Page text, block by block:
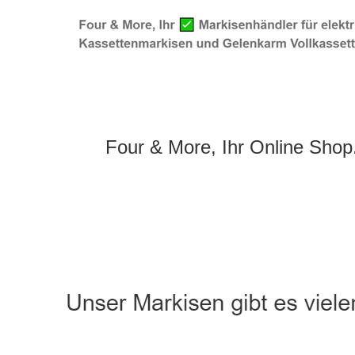
Four & More, Ihr Online